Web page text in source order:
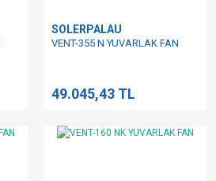
SOLERPALAU
VENT-355 N YUVARLAK FAN
49.045,43 TL